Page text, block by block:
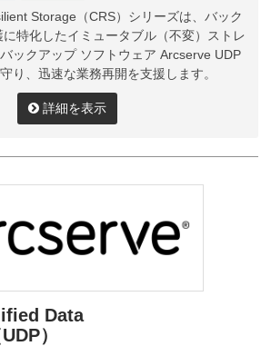
Storage（CRS）シリーズは、バック
特化したイミュータブル（不変）ストレ
ックアップ ソフトウェア Arcserve UDP
り、迅速な業務再開を支援します。
詳細を表示
Data
）